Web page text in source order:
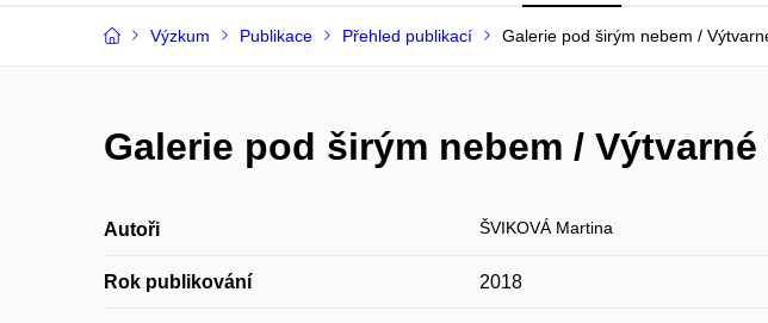
Výzkum Publikace Přehled publikací Galerie pod širým nebem /
Galerie pod širým nebem /
Autoři ŠVIKOVÁ Martina
Rok publikování 2018